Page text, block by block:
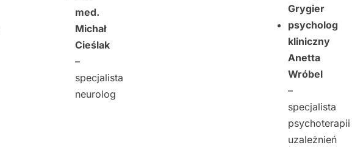
med.
Michał
Cieślak
–
specjalista
neurolog
Grygier
psycholog
kliniczny
Anetta
Wróbel
–
specjalista
psychoterapii
uzależnień